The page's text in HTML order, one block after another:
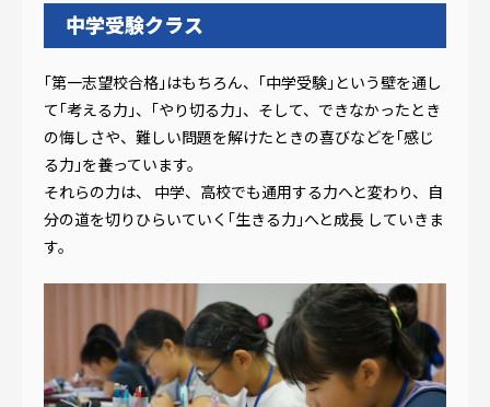
中学受験クラス
｢第一志望校合格｣はもちろん、｢中学受験｣という壁を通し
て｢考える力｣、｢やり切る力｣、そして、できなかったとき
の悔しさや、難しい問題を解けたときの喜びなどを｢感じ
る力｣を養っています。
それらの力は、 中学、高校でも通用する力へと変わり、自
分の道を切りひらいていく｢生きる力｣へと成長 していきま
す。